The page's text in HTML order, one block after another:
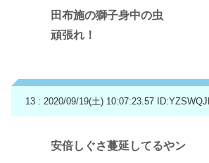
田布施の獅子身中の虫
頑張れ！
13 : 2020/09/19(土) 10:07:23.57
安倍しぐさ蔓延してるやン